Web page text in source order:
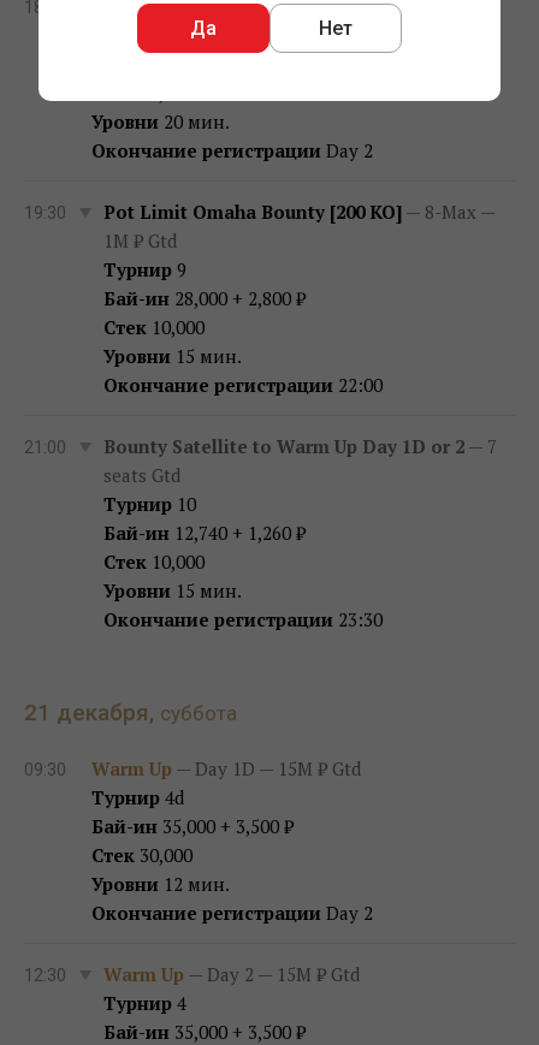
Да Нет
18:00 Warm Up— Day 1C — 15M ₽ Gtd
Уровни 20 мин.
Окончание регистрации Day 2
19:30 Pot Limit Omaha Bounty [200 KO] — 8-Max —
1M ₽ Gtd
Турнир 9
Бай-ин 28,000 + 2,800 ₽
Стек 10,000
Уровни 15 мин.
Окончание регистрации 22:00
21:00 Bounty Satellite to Warm Up Day 1D or 2 — 7
seats Gtd
Турнир 10
Бай-ин 12,740 + 1,260 ₽
Стек 10,000
Уровни 15 мин.
Окончание регистрации 23:30
21 декабря, суббота
09:30 Warm Up — Day 1D — 15M ₽ Gtd
Турнир 4d
Бай-ин 35,000 + 3,500 ₽
Стек 30,000
Уровни 12 мин.
Окончание регистрации Day 2
12:30 Warm Up — Day 2 — 15M ₽ Gtd
Турнир 4
Бай-ин 35,000 + 3,500 ₽